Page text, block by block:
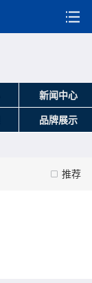
新闻中心
品牌展示
推荐